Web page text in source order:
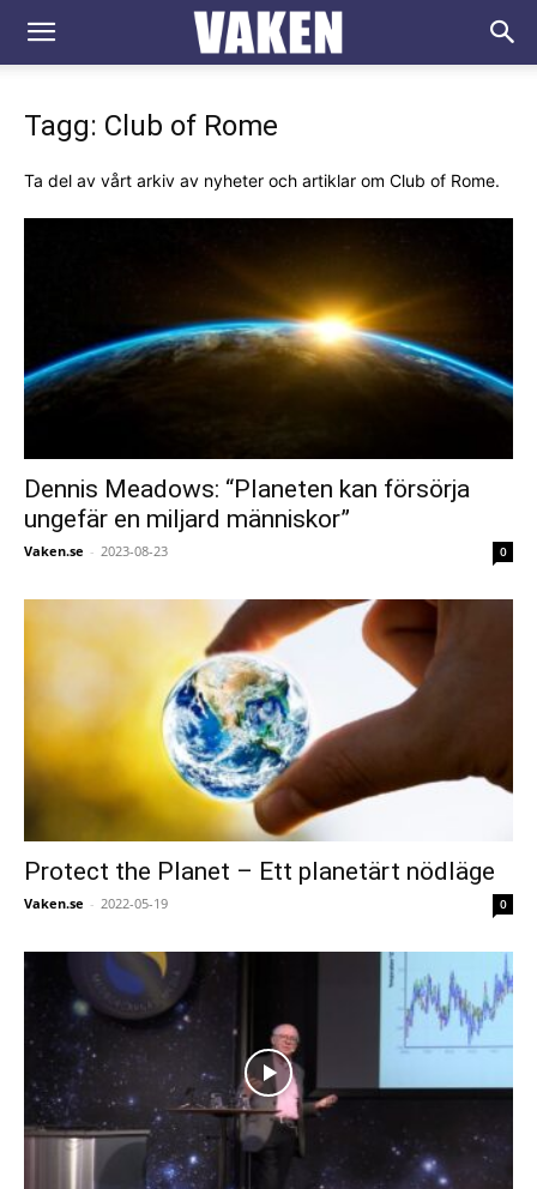
VAKEN.se
Tagg: Club of Rome
Ta del av vårt arkiv av nyheter och artiklar om Club of Rome.
Dennis Meadows: “Planeten kan försörja
ungefär en miljard människor”
Vaken.se - 2023-08-23 0
Protect the Planet – Ett planetärt nödläge
Vaken.se - 2022-05-19 0